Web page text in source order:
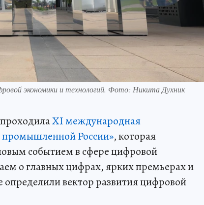
экономики и технологий. Фото: Никита Духник
XI международная
России», которая
событием в сфере цифровой
о главных цифрах, ярких премьерах и
вектор развития цифровой